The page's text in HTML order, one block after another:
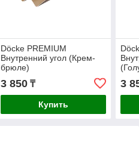
Döcke PREMIUM
Внутренний угол (Крем-
брюле)
3 850₸
Купить
3